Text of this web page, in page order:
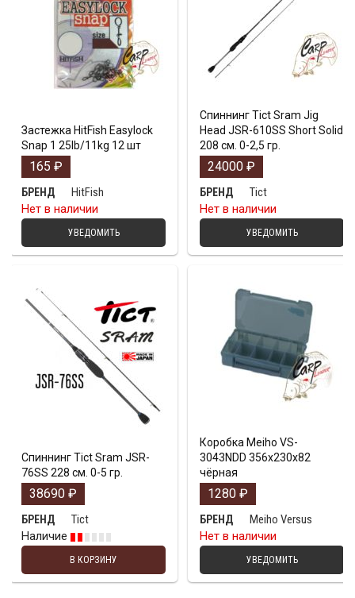
Застежка HitFish Easylock
Snap 1 25lb/11kg 12 шт
165 ₽
БРЕНД
HitFish
Нет в наличии
УВЕДОМИТЬ
Спиннинг Tict Sram Jig
Head JSR-610SS Short Solid
208 см. 0-2,5 гр.
24000 ₽
БРЕНД
Tict
Нет в наличии
УВЕДОМИТЬ
Спиннинг Tict Sram JSR-
76SS 228 см. 0-5 гр.
38690 ₽
БРЕНД
Tict
Наличие
В КОРЗИНУ
Коробка Meiho VS-
3043NDD 356х230х82
чёрная
1280 ₽
БРЕНД
Meiho Versus
Нет в наличии
УВЕДОМИТЬ